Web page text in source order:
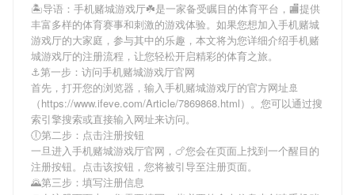
🏝导语： 手机赌城游戏厅☘是一家备受瞩目的体育平台，🏬提供
丰富多样的体育赛事和刺激的游戏体验。如果您想加入手机赌城
游戏厅的大家庭，参与其中的乐趣，本文将为您详细介绍手机赌
城游戏厅的注册流程，让您轻松开启精彩的体育之旅。
⚓️第一步：访问手机赌城游戏厅官网
首先，打开您的浏览器，输入手机赌城游戏厅的官方网址🚢
（https://www.ifeve.com/Article/7869868.html）。您可以通过搜
索引擎搜索或直接输入网址来访问。
🕕第二步：点击注册按钮
一旦进入手机赌城游戏厅官网，🍗您会在页面上找到一个醒目的
注册按钮。点击该按钮，您将被引导至注册页面。
🌄第三步：填写注册信息